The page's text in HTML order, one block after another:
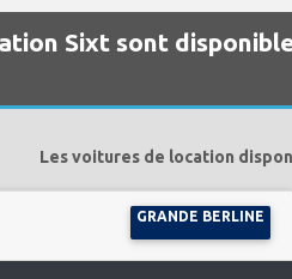
Sixt sont
Les voitures de location
GRANDE BERLINE